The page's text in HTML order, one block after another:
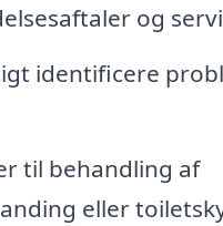
og
identificere
til behandling af
eller